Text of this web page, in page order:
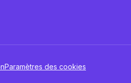
Paramètres des cookies